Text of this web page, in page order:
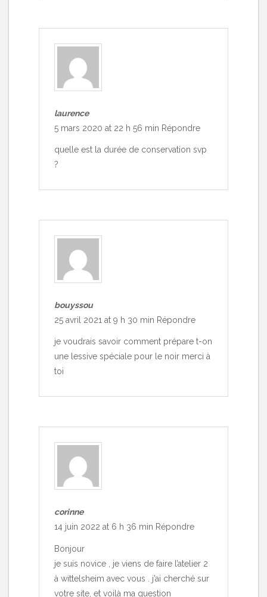
laurence
5 mars 2020 at 22 h 56 min Répondre
quelle est la durée de conservation svp
?
bouyssou
25 avril 2021 at 9 h 30 min Répondre
je voudrais savoir comment prépare t-on
une lessive spéciale pour le noir merci à
toi
corinne
14 juin 2022 at 6 h 36 min Répondre
Bonjour
je suis novice , je viens de faire l’atelier 2
à wittelsheim avec vous . j’ai cherché sur
votre site, et voilà ma question